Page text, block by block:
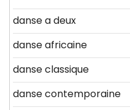
danse a deux
danse africaine
danse classique
danse contemporaine